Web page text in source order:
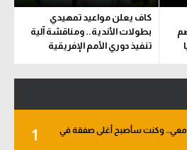
كاف يعلن مواعيد تمهيدي
بطولات الأندية.. ومناقشة آلية
تنفيذ دوري الأمم الإفريقية
1
معي.. وكنت سأصبح أغلى صفقة في